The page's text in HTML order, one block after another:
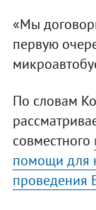
«Мы
первую
По словам
совместного
помощи для
проведения